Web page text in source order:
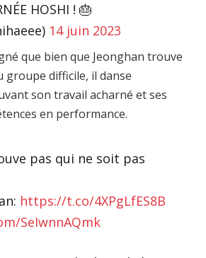
HOSHI ! 🎂
14 juin 2023
que bien que Jeonghan trouve
groupe difficile, il danse
son travail acharné et ses
en performance.
pas qui ne soit pas
https://t.co/4XPgLfES8B
SeIwnnAQmk